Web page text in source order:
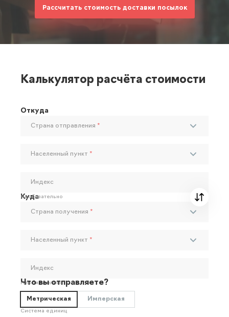
Рассчитать стоимость доставки посылок
Калькулятор расчёта стоимости
Откуда
Страна отправления *
Населенный пункт *
Индекс
Необязательно
Куда
Страна получения *
Населенный пункт *
Индекс
Необязательно
Что вы отправляете?
Метрическая Имперская
Система единиц